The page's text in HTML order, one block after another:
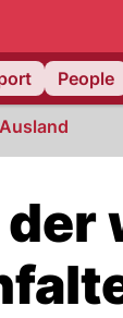
People